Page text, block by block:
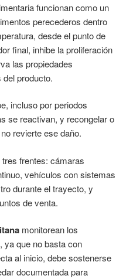
funcionan como un
perecederos dentro
desde el punto de
final, inhibe la proliferación
las propiedades
producto.
incluso por periodos
se reactivan, y recongelar o
revierte ese daño.
frentes: cámaras
vehículos con sistemas
durante el trayecto, y
de venta.
monitorean los
ya que no basta con
al inicio, debe sostenerse
documentada para